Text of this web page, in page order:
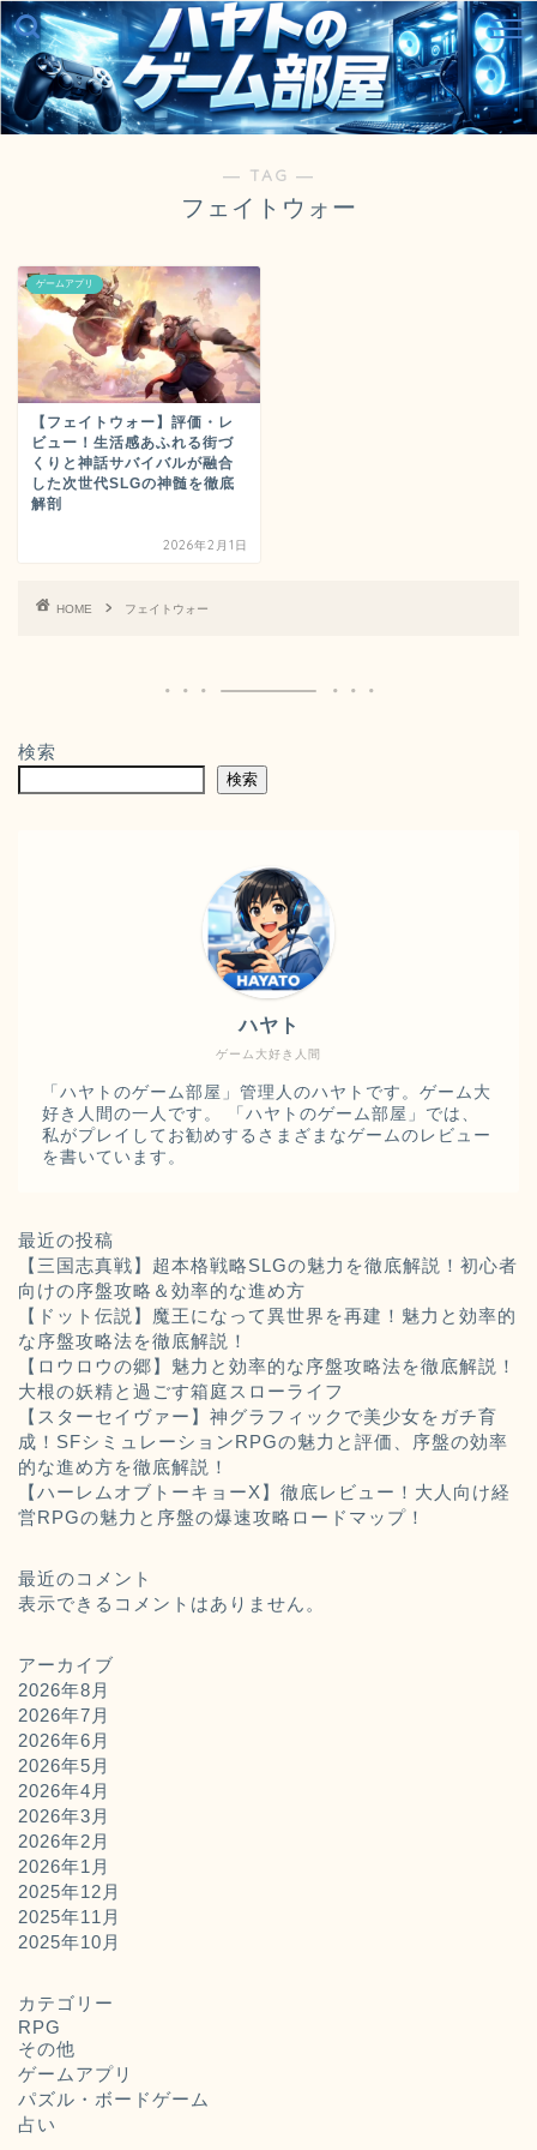
― TAG ―
フェイトウォー
ゲームアプリ
【フェイトウォー】評価・レ
ビュー！生活感あふれる街づ
くりと神話サバイバルが融合
した次世代SLGの神髄を徹底
解剖
2026年2月1日
HOME フェイトウォー
検索
検索
ゲーム大好き人間
ハヤト
「ハヤトのゲーム部屋」管理人のハヤトです。ゲーム大
好き人間の一人です。 「ハヤトのゲーム部屋」では、
私がプレイしてお勧めするさまざまなゲームのレビュー
を書いています。
最近の投稿
【三国志真戦】超本格戦略SLGの魅力を徹底解説！初心者
向けの序盤攻略＆効率的な進め方
【ドット伝説】魔王になって異世界を再建！魅力と効率的
な序盤攻略法を徹底解説！
【ロウロウの郷】魅力と効率的な序盤攻略法を徹底解説！
大根の妖精と過ごす箱庭スローライフ
【スターセイヴァー】神グラフィックで美少女をガチ育
成！SFシミュレーションRPGの魅力と評価、序盤の効率
的な進め方を徹底解説！
【ハーレムオブトーキョーX】徹底レビュー！大人向け経
営RPGの魅力と序盤の爆速攻略ロードマップ！
最近のコメント
表示できるコメントはありません。
アーカイブ
2026年8月
2026年7月
2026年6月
2026年5月
2026年4月
2026年3月
2026年2月
2026年1月
2025年12月
2025年11月
2025年10月
カテゴリー
RPG
その他
ゲームアプリ
パズル・ボードゲーム
占い